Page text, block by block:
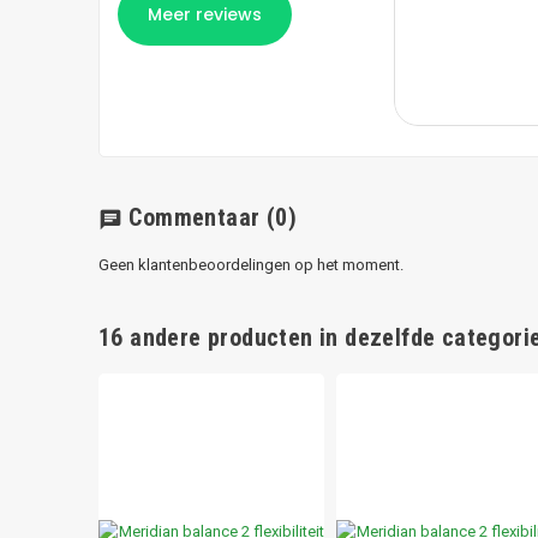
chat Commentaar (0)
Geen klantenbeoordelingen op het moment.
16 andere producten in dezelfde